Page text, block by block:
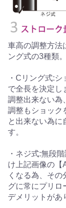
車高の調整方法
ング式の3種類
・Cリング式:
で全長を決定し
調整出来ない為
調整もショック
と出来ない為に
す。
・ネジ式:無段
け上記画像の【
くなる為、そ
グに常にプリロ
デメリットがあ